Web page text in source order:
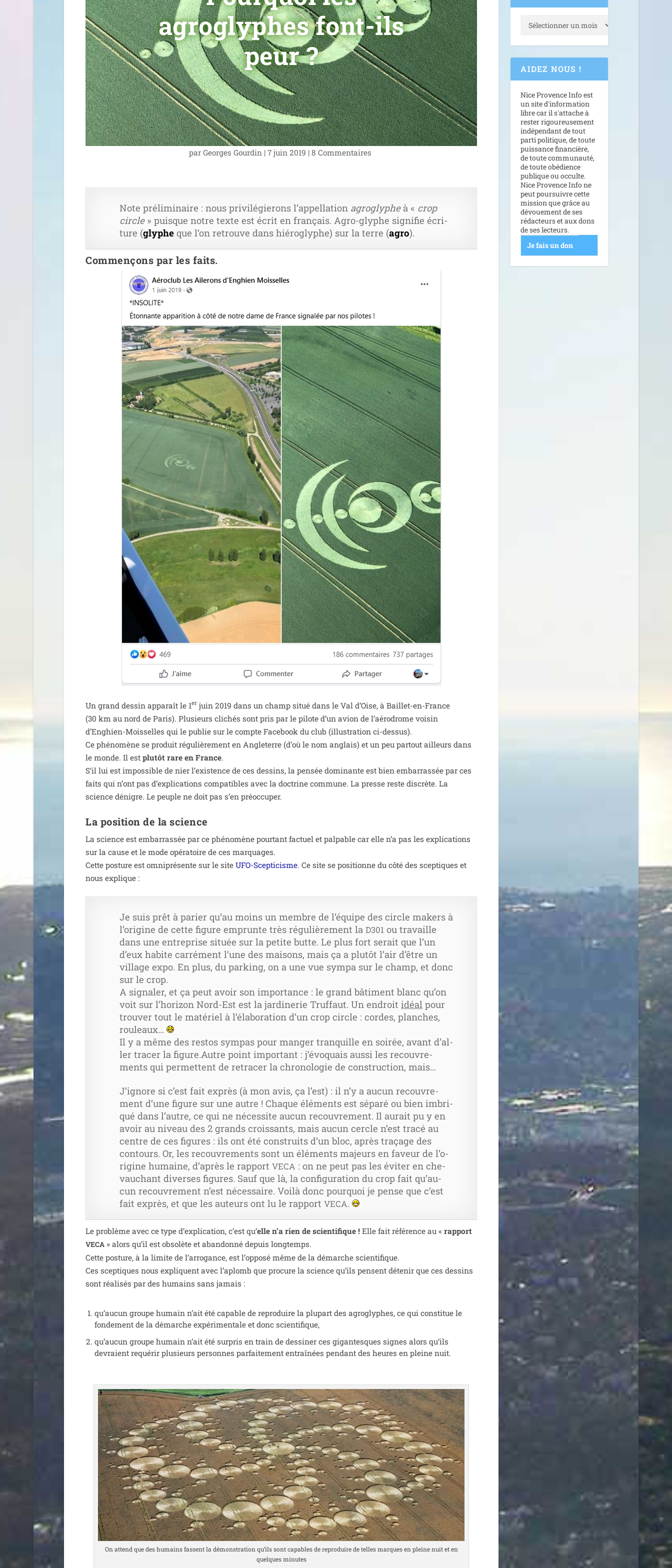
agroglyphes font-ils
peur ?
parGeorges Gourdin |7 juin 2019 |8 Commentaires
Note pré­li­mi­naire : nous pri­vi­lé­gie­rons l’ap­pel­la­tion agro­glypheà « crop
circle» puisque notre texte est écrit en fran­çais. Agro-glyphe signi­fie écri­
ture (glyphe que l’on retrouve dans hié­ro­glyphe) sur la terre (agro).
Commençons par les faits.
Un grand des­sin appa­raît le 1er juin 2019 dans un champ situé dans le Val d’Oise, à Baillet-en-France
(30 km au nord de Paris). Plusieurs cli­chés sont pris par le pilote d’un avion de l’aé­ro­drome voi­sin
d’Enghien-Moisselles qui le publie sur le compte Facebook du club (illus­tra­tion ci-des­sus).
Ce phé­no­mène se pro­duit régu­liè­re­ment en Angleterre (d’où le nom anglais) et un peu par­tout ailleurs dans
le monde. Il estplu­tôt rare en France.
S’il lui est impos­sible de nier l’exis­tence de ces des­sins, la pen­sée domi­nante est bien embar­ras­sée par ces
faits qui n’ont pas d’ex­pli­ca­tions com­pa­tibles avec la doc­trine com­mune. La presse reste dis­crète. La
science dénigre. Le peuple ne doit pas s’en préoccuper.
La position de la science
La science est embar­ras­sée par ce phé­no­mène pour­tant fac­tuel et pal­pable car elle n’a pas les expli­ca­tions
sur la cause et le mode opé­ra­toire de ces mar­quages.
Cette pos­ture est omni­pré­sente sur le siteUFO-Scepticisme. Ce site se posi­tionne du côté des scep­tiques et
nous explique :
Je suis prêt à parier qu’au moins un membre de l’é­quipe des circle makers à
l’o­ri­gine de cette figure emprunte très régu­liè­re­ment laD301 ou tra­vaille
dans une entre­prise située sur la petite butte. Le plus fort serait que l’un
d’eux habite car­ré­ment l’une des mai­sons, mais ça a plu­tôt l’air d’être un
vil­lage expo. En plus, du par­king, on a une vue sym­pa sur le champ, et donc
sur le crop.
A signa­ler, et ça peut avoir son impor­tance : le grand bâti­ment blanc qu’on
voit sur l’ho­ri­zon Nord-Est est la jar­di­ne­rie Truffaut. Un endroitidéal pour
trou­ver tout le maté­riel à l’é­la­bo­ra­tion d’un crop circle : cordes, planches,
rouleaux…
Il y a même des res­tos sym­pas pour man­ger tran­quille en soi­rée, avant d’al­
ler tra­cer la figure.Autre point impor­tant : j’é­vo­quais aus­si les recou­vre­
ments qui per­mettent de retra­cer la chro­no­lo­gie de construc­tion, mais…
J’ignore si c’est fait exprès (à mon avis, ça l’est) : il n’y a aucun recou­vre­
ment d’une figure sur une autre ! Chaque élé­ments est sépa­ré ou bien imbri­
qué dans l’autre, ce qui ne néces­site aucun recou­vre­ment. Il aurait pu y en
avoir au niveau des 2 grands crois­sants, mais aucun cercle n’est tra­cé au
centre de ces figures : ils ont été construits d’un bloc, après tra­çage des
contours. Or, les recou­vre­ments sont un élé­ments majeurs en faveur de l’o­
ri­gine humaine, d’a­près le rap­portVECA : on ne peut pas les évi­ter en che­
vau­chant diverses figures. Sauf que là, la confi­gu­ra­tion du crop fait qu’au­
cun recou­vre­ment n’est néces­saire. Voilà donc pour­quoi je pense que c’est
fait exprès, et que les auteurs ont lu le rap­portVECA.
Le pro­blème avec ce type d’ex­pli­ca­tion, c’est qu’elle n’a rien de scien­ti­fique !Elle fait réfé­rence au «rap­port
VECA » alors qu’il est obso­lète et aban­don­né depuis long­temps.
Cette pos­ture, à la limite de l’ar­ro­gance, est l’op­po­sé même de la démarche scien­ti­fique.
Ces scep­tiques nous expliquent avec l’a­plomb que pro­cure la science qu’ils pensent déte­nir que ces des­sins
sont réa­li­sés par des humains sans jamais :
qu’au­cun groupe humain n’ait été capable de repro­duire la plu­part des agro­glyphes, ce qui consti­tue le
fon­de­ment de la démarche expé­ri­men­tale et donc scientifique,
qu’au­cun groupe humain n’ait été sur­pris en train de des­si­ner ces gigan­tesques signes alors qu’ils
devraient requé­rir plu­sieurs per­sonnes par­fai­te­ment entraî­nées pen­dant des heures en pleine nuit.
On attend que des humains fassent la démons­tra­tion qu’ils sont capables de repro­duire de telles marques en pleine nuit et en
quelques minutes
AIDEZ NOUS !
Nice Provence Info est
un site d'information
libre car il s'attache à
rester rigoureusement
indépendant de tout
parti politique, de toute
puissance financière,
de toute communauté,
de toute obédience
publique ou occulte.
Nice Provence Info ne
peut poursuivre cette
mission que grâce au
dévouement de ses
rédacteurs et aux dons
de ses lecteurs.
Je fais un don